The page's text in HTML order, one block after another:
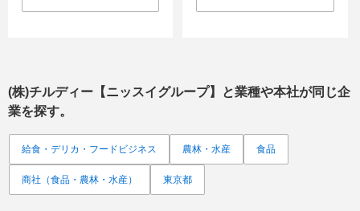
(株)チルディー【ニッスイグループ】
と業種や本社が同じ企
業を探す。
給食・デリカ・フードビジネス 農林・水産 食品
商社（食品・農林・水産） 東京都